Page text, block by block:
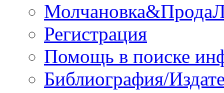
Регистрация
Помощь в поиске
Библиография/